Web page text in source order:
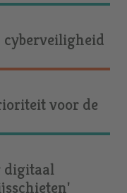
cyberveiligheid
voor de
digitaal